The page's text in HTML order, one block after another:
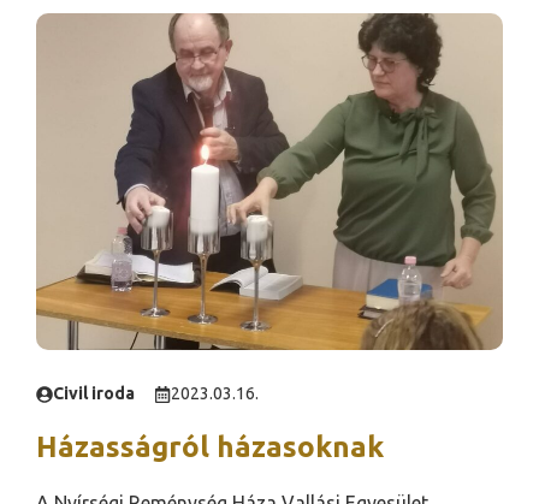
Civil iroda 2023.03.16.
Házasságról házasoknak